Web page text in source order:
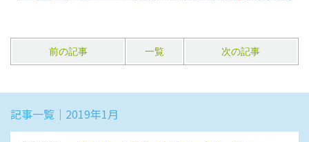
前の記事 一覧 次の記事
記事一覧｜2019年1月